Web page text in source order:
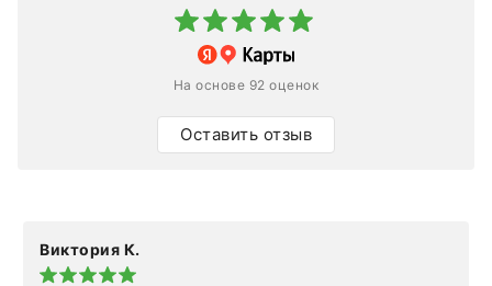
На основе 92 оценок
Оставить отзыв
Виктория К.